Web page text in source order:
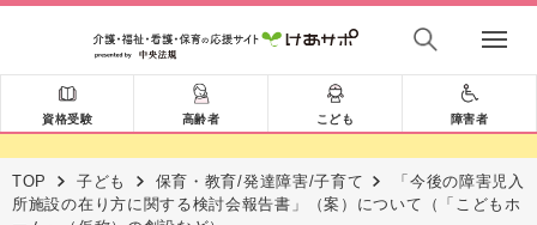
資格受験 高齢者 こども 障害者
TOP 子ども 保育・教育/発達障害/子育て
「今後の障害児入
所施設の在り方に関する検討会報告書」（案）について（「こどもホ